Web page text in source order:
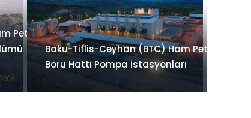
Petrol
Baku-Tiflis-Ceyhan (BTC) Ham Petrol
Boru Hattı Pompa İstasyonları